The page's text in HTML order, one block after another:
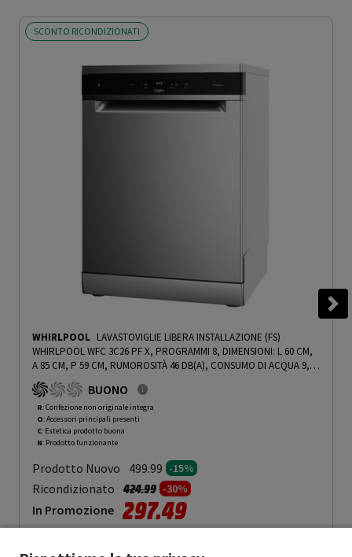
SCONTO RICONDIZIONATI
WHIRLPOOL LAVASTOVIGLIE LIBERA INSTALLAZIONE (FS)
WHIRLPOOL WFC 3C26 PF X, PROGRAMMI 8, DIMENSIONI: L 60 CM,
A 85 CM, P 59 CM, RUMOROSITÀ 46 DB(A), CONSUMO DI ACQUA 9,5
L, INOX, CLASSE E - PRMG GRADING ROCN - 15%
ROCN - 15% BUONO
R: Confezione non originale integra
O: Accessori principali presenti
C: Estetica prodotto buona
N: Prodotto funzionante
Prodotto Nuovo 499.99 -15%
Ricondizionato Prezzo ridotto da
424.99a-30%
In Promozione 297.49